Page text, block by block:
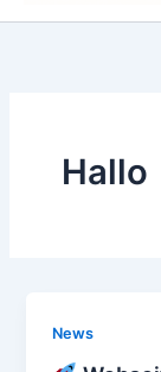
Hallo
News